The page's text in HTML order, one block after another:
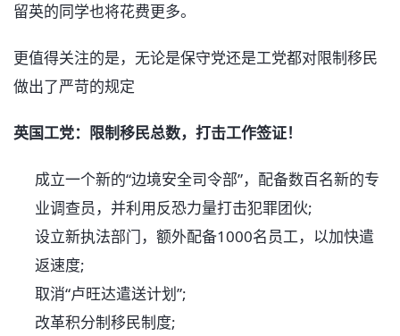
留英的同学也将花费更多。
更值得关注的是，无论是保守党还是工党都对限制移民
做出了严苛的规定
英国工党：限制移民总数，打击工作签证！
成立一个新的“边境安全司令部”，配备数百名新的专
业调查员，并利用反恐力量打击犯罪团伙;
设立新执法部门，额外配备1000名员工，以加快遣
返速度;
取消“卢旺达遣送计划”;
改革积分制移民制度;